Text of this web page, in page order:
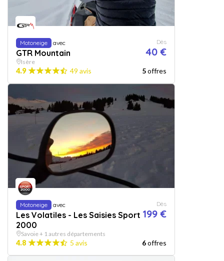
Motoneige avec
GTR Mountain
Dès
40 €
Isère
4.9 49 avis 5offres
Motoneige avec
Les Volatiles - Les Saisies Sport
2000
Dès
199 €
Savoie + 1 autres départements
4.8 5 avis 6offres